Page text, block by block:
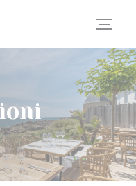
cookie